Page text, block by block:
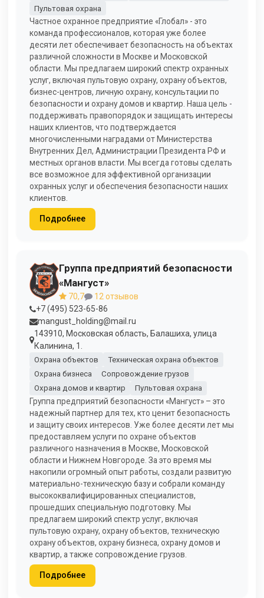
Пультовая охрана
Частное охранное предприятие «Глобал» - это
команда профессионалов, которая уже более
десяти лет обеспечивает безопасность на объектах
различной сложности в Москве и Московской
области. Мы предлагаем широкий спектр охранных
услуг, включая пультовую охрану, охрану объектов,
бизнес-центров, личную охрану, консультации по
безопасности и охрану домов и квартир. Наша цель -
поддерживать правопорядок и защищать интересы
наших клиентов, что подтверждается
многочисленными наградами от Министерства
Внутренних Дел, Администрации Президента РФ и
местных органов власти. Мы всегда готовы сделать
все возможное для эффективной организации
охранных услуг и обеспечения безопасности наших
клиентов.
Подробнее
Группа предприятий безопасности
«Мангуст»
70,7
12 отзывов
+7 (495) 523-65-86
mangust_holding@mail.ru
143910, Московская область, Балашиха, улица
Калинина, 1.
Охрана объектов
Техническая охрана объектов
Охрана бизнеса
Сопровождение грузов
Охрана домов и квартир
Пультовая охрана
Группа предприятий безопасности «Мангуст» – это
надежный партнер для тех, кто ценит безопасность
и защиту своих интересов. Уже более десяти лет мы
предоставляем услуги по охране объектов
различного назначения в Москве, Московской
области и Нижнем Новгороде. За это время мы
накопили огромный опыт работы, создали развитую
материально-техническую базу и собрали команду
высококвалифицированных специалистов,
прошедших специальную подготовку. Мы
предлагаем широкий спектр услуг, включая
пультовую охрану, охрану объектов, техническую
охрану объектов, охрану бизнеса, охрану домов и
квартир, а также сопровождение грузов.
Подробнее